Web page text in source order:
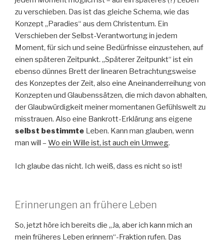
zu verschieben. Das ist das gleiche Schema, wie das
Konzept „Paradies“ aus dem Christentum. Ein
Verschieben der Selbst-Verantwortung in jedem
Moment, für sich und seine Bedürfnisse einzustehen, auf
einen späteren Zeitpunkt. „Späterer Zeitpunkt“ ist ein
ebenso dünnes Brett der linearen Betrachtungsweise
des Konzeptes der Zeit, also eine Aneinanderreihung von
Konzepten und Glaubenssätzen, die mich davon abhalten,
der Glaubwürdigkeit meiner momentanen Gefühlswelt zu
misstrauen. Also eine Bankrott-Erklärung ans eigene
selbst bestimmte Leben. Kann man glauben, wenn
man will – Wo ein Wille ist, ist auch ein Umweg.
Ich glaube das nicht. Ich weiß, dass es nicht so ist!
Erinnerungen an frühere Leben
So, jetzt höre ich bereits die „Ja, aber ich kann mich an
mein früheres Leben erinnern“-Fraktion rufen. Das